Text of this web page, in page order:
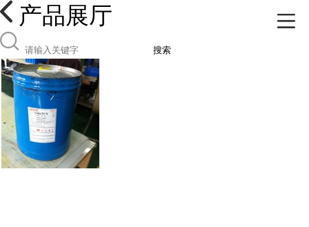
产品展厅
搜索